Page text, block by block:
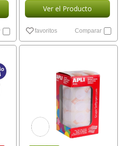
Ver el Producto
favoritos Comparar